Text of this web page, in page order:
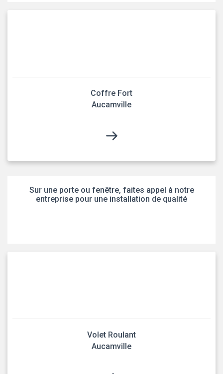
Coffre Fort
Aucamville
Sur une porte ou fenêtre, faites appel à notre
entreprise pour une installation de qualité
Volet Roulant
Aucamville